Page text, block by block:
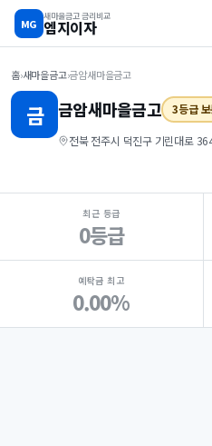
MG
새마을금고 금리비교
엠지이자
홈›새마을금고›금암새마을금고
금 금암새마을금고 3등급
전북 전주시 덕진구 기린대로
지점 핵심 지표 요약
최근 등급
0등급
예탁금 최고
0.00%